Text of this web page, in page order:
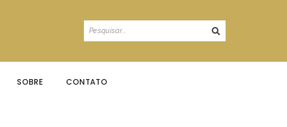
SOBRE CONTATO